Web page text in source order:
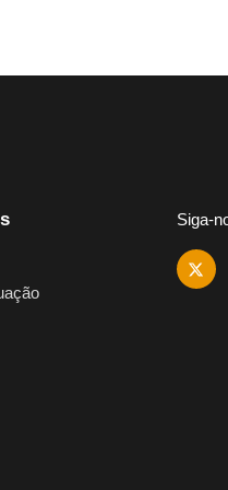
Siga-